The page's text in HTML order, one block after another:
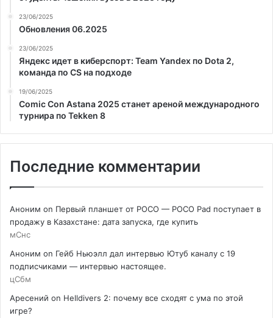
23/06/2025
Обновления 06.2025
23/06/2025
Яндекс идет в киберспорт: Team Yandex по Dota 2,
команда по CS на подходе
19/06/2025
Comic Con Astana 2025 станет ареной международного
турнира по Tekken 8
Последние комментарии
Аноним on Первый планшет от POCO — POCO Pad поступает в
продажу в Казахстане: дата запуска, где купить
мСнс
Аноним on Гейб Ньюэлл дал интервью Ютуб каналу с 19
подписчиками — интервью настоящее.
цСбм
Аресений on Helldivers 2: почему все сходят с ума по этой
игре?